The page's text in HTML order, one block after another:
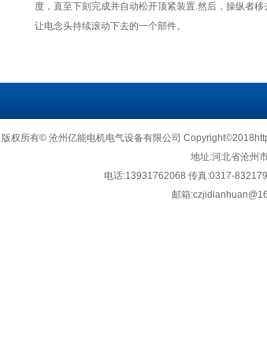
度，直至下刻完成并自动松开顶紧装置.然后，操纵者
让电念头持续滚动下去的一个部件。
版权所有© 沧州亿能电机电气设备有限公司
地址:河北省沧州
电话:13931762068 传真:0317-
邮箱: